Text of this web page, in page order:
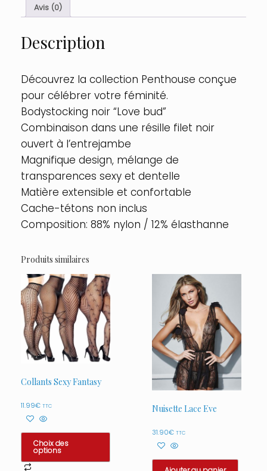
Couleur
Noir
Avis (0)
Description
Découvrez la collection Penthouse conçue
pour célébrer votre féminité.
Bodystocking noir “Love bud”
Combinaison dans une résille filet noir
ouvert à l’entrejambe
Magnifique design, mélange de
transparences sexy et dentelle
Matière extensible et confortable
Cache-tétons non inclus
Composition: 88% nylon / 12% élasthanne
Produits similaires
Collants Sexy Fantasy
11.99€ TTC
Choix des
options
Nuisette Lace Eve
31.90€ TTC